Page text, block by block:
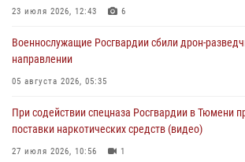
Тюменской области» в рамках акции «Храним
Росгвардейцы в Тюменской области почтили
армии Ивана Кирилловича Яковлева
23 июля 2026, 12:43 6
Военнослужащие Росгвардии сбили дрон-
направлении
05 августа 2026, 05:35
При содействии спецназа Росгвардии в Тюмени
поставки наркотических средств (видео)
27 июля 2026, 10:56 1